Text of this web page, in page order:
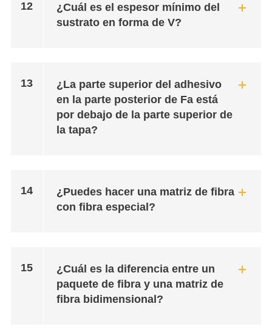
12
¿Cuál es el espesor mínimo del
sustrato en forma de V?
13
¿La parte superior del adhesivo
en la parte posterior de Fa está
por debajo de la parte superior de
la tapa?
14
¿Puedes hacer una matriz de fibra
con fibra especial?
15
¿Cuál es la diferencia entre un
paquete de fibra y una matriz de
fibra bidimensional?